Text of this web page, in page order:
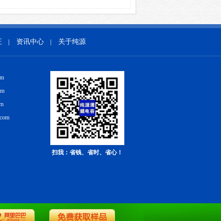
资讯中心 关于纯源
扫我：省钱、省时、省心！